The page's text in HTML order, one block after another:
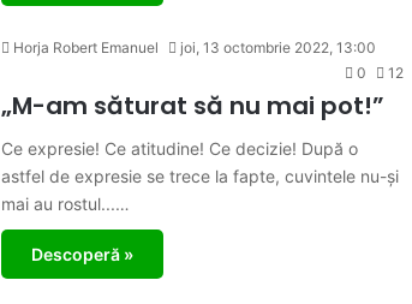
Horja Robert Emanuel
joi, 13 octombrie 2022, 13:00
0
12
„M-am săturat să nu mai pot!”
Ce expresie! Ce atitudine! Ce decizie! După o
astfel de expresie se trece la fapte, cuvintele nu-și
mai au rostul...…
Descoperă »